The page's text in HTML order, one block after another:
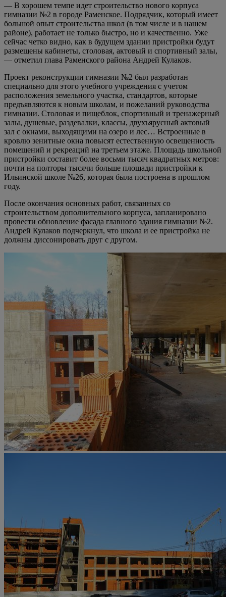
— В хорошем темпе идет строительство нового корпуса
гимназии №2 в городе Раменское. Подрядчик, который имеет
большой опыт строительства школ (в том числе и в нашем
районе), работает не только быстро, но и качественно. Уже
сейчас четко видно, как в будущем здании пристройки будут
размещены кабинеты, столовая, актовый и спортивный залы,
— отметил глава Раменского района Андрей Кулаков.
Проект реконструкции гимназии №2 был разработан
специально для этого учебного учреждения с учетом
расположения земельного участка, стандартов, которые
предъявляются к новым школам, и пожеланий руководства
гимназии. Столовая и пищеблок, спортивный и тренажерный
залы, душевые, раздевалки, классы, двухъярусный актовый
зал с окнами, выходящими на озеро и лес… Встроенные в
кровлю зенитные окна повысят естественную освещенность
помещений и рекреаций на третьем этаже. Площадь школьной
пристройки составит более восьми тысяч квадратных метров:
почти на полторы тысячи больше площади пристройки к
Ильинской школе №26, которая была построена в прошлом
году.
После окончания основных работ, связанных со
строительством дополнительного корпуса, запланировано
провести обновление фасада главного здания гимназии №2.
Андрей Кулаков подчеркнул, что школа и ее пристройка не
должны диссонировать друг с другом.